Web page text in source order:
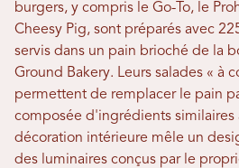
burgers, y compris le Go-To, le
Cheesy Pig, sont préparés avec
servis dans un pain brioché de la
Ground Bakery. Leurs salades « à
permettent de remplacer le pain
composée d'ingrédients similaires
décoration intérieure mêle un
des luminaires conçus par le